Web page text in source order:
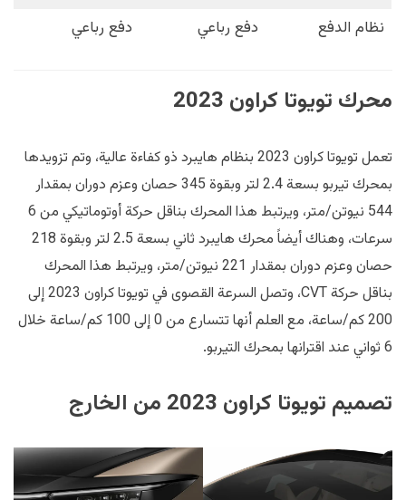
نظام الدفع
دفع رباعي دفع رباعي
محرك تويوتا كراون 2023
تعمل تويوتا كراون 2023 بنظام هايبرد ذو كفاءة عالية، وتم تزويدها
بمحرك تيربو بسعة 2.4 لتر وبقوة 345 حصان وعزم دوران بمقدار
544 نيوتن/متر، ويرتبط هذا المحرك بناقل حركة أوتوماتيكي من 6
سرعات، وهناك أيضاً محرك هايبرد ثاني بسعة 2.5 لتر وبقوة 218
حصان وعزم دوران بمقدار 221 نيوتن/متر، ويرتبط هذا المحرك
بناقل حركة CVT، وتصل السرعة القصوى في تويوتا كراون 2023 إلى
200 كم/ساعة، مع العلم أنها تتسارع من 0 إلى 100 كم/ساعة خلال
6 ثواني عند اقترانها بمحرك التيربو.
تصميم تويوتا كراون 2023 من الخارج